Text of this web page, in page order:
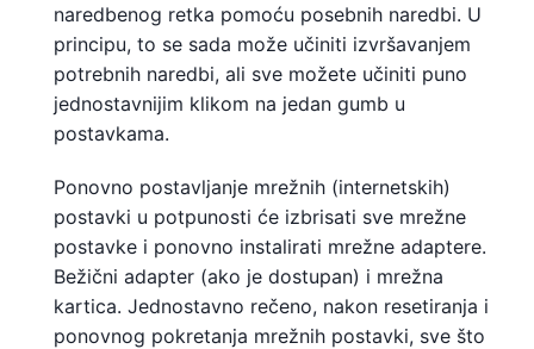
naredbenog retka pomoću posebnih naredbi. U
principu, to se sada može učiniti izvršavanjem
potrebnih naredbi, ali sve možete učiniti puno
jednostavnijim klikom na jedan gumb u
postavkama.
Ponovno postavljanje mrežnih (internetskih)
postavki u potpunosti će izbrisati sve mrežne
postavke i ponovno instalirati mrežne adaptere.
Bežični adapter (ako je dostupan) i mrežna
kartica. Jednostavno rečeno, nakon resetiranja i
ponovnog pokretanja mrežnih postavki, sve što